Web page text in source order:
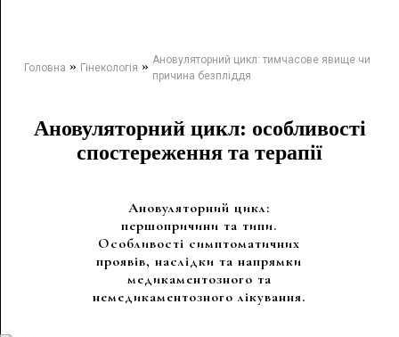
Головна » Гінекологія » Ановуляторний цикл: тимчасове явище чи
причина безпліддя
Ановуляторний цикл: особливості
спостереження та терапії
Ановуляторний цикл:
першопричини та типи.
Особливості симптоматичних
проявів, наслідки та напрямки
медикаментозного та
немедикаментозного лікування.